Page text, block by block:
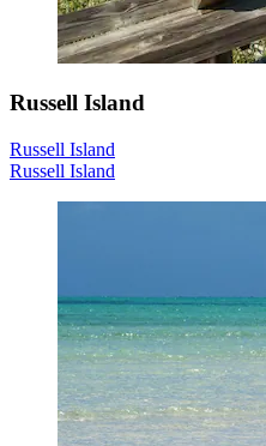
Russell Island
Russell Island
Russell Island